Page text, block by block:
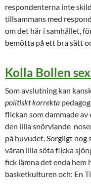
respondenterna inte
tillsammans med
om det här i samhället,
bemötta på ett bra sätt
Kolla Bollen
Som avslutning kan
politiskt korrekta
flickan som dammade
den lilla snörvlande
på huvudet. Sorgligt nog
våran lilla söta flicka
fick lämna det enda hem
basketkulturen och: En